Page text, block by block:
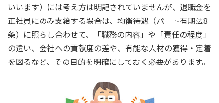
いいます）には考え方は明記されていませんが、退職金を
正社員にのみ支給する場合は、均衡待遇（パート有期法8
条）に照らし合わせて、「職務の内容」や「責任の程度」
の違い、会社への貢献度の差や、有能な人材の獲得・定着
を図るなど、その目的を明確にしておく必要があります。